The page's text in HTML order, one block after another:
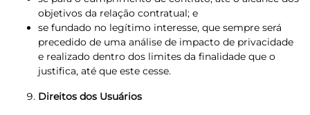
objetivos da relação contratual; e
se fundado no legítimo interesse, que sempre será
precedido de uma análise de impacto de privacidade
e realizado dentro dos limites da finalidade que o
justifica, até que este cesse.
Direitos dos Usuários